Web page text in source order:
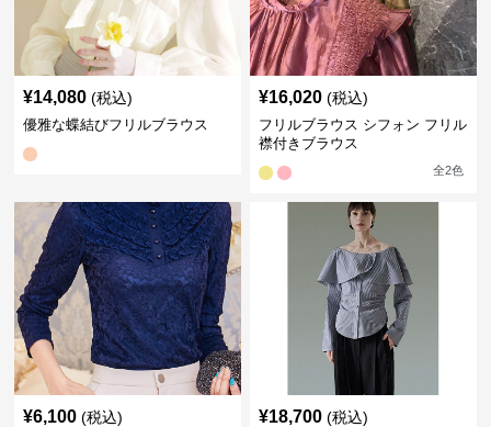
¥14,080 (税込)
優雅な蝶結びフリルブラウス
¥16,020 (税込)
フリルブラウス シフォン フリル
襟付きブラウス
全2色
¥6,100 (税込) ¥18,700 (税込)